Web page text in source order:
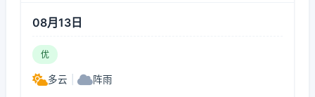
08月13日
优
多云 阵雨